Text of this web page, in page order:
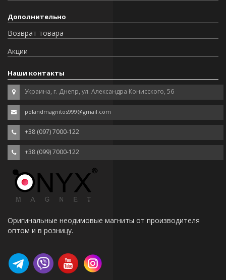
Дополнительно
Возврат товара
Акции
Наши контакты
Украина, г. Днепр, ул. Александра Конисского, 56
polandmagnitos999@gmail.com
+38 (097) 7000-122
+38 (099) 7000-122
Оригинальные неодимовые магниты от производителя
оптом и в розницу.